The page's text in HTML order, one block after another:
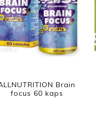
Brain
focus 60 kaps